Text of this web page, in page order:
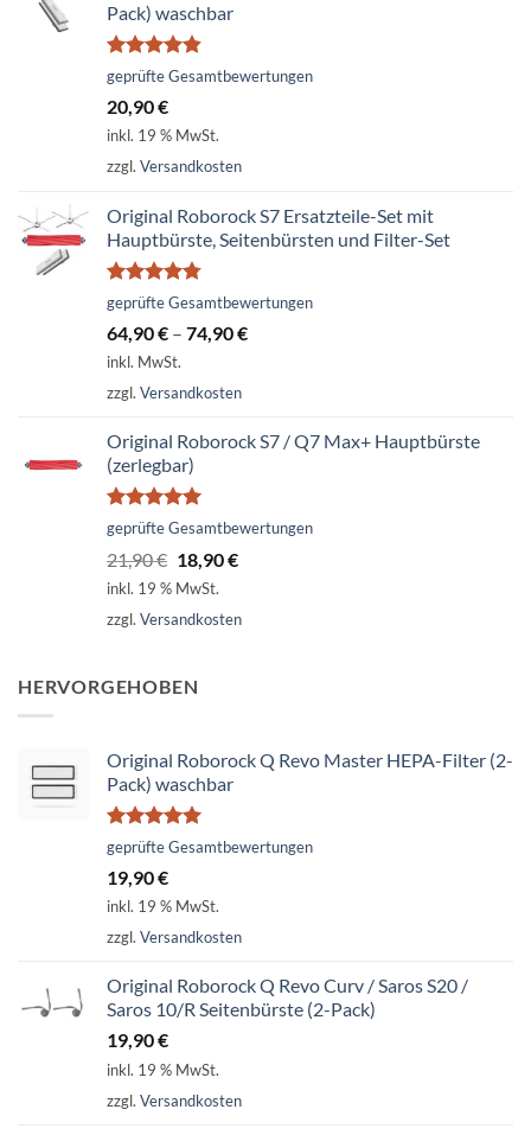
Pack) waschbar
Bewertet
von 5
geprüfte Gesamtbewertungen
20,90€
inkl. 19 % MwSt.
zzgl. Versandkosten
Original Roborock S7 Ersatzteile-Set mit
Hauptbürste, Seitenbürsten und Filter-Set
Bewertet
mit
von 5
geprüfte Gesamtbewertungen
64,90€ – 74,90€
inkl. MwSt.
zzgl. Versandkosten
Original Roborock S7 / Q7 Max+ Hauptbürste
(zerlegbar)
Bewertet
von 5
geprüfte Gesamtbewertungen
21,90€ Ursprünglicher
Preis
21,90 €
18,90€Aktueller
18,90 €.
inkl. 19 % MwSt.
zzgl. Versandkosten
HERVORGEHOBEN
Original Roborock Q Revo Master HEPA-Filter (2-
Pack) waschbar
Bewertet
von 5
geprüfte Gesamtbewertungen
19,90€
inkl. 19 % MwSt.
zzgl. Versandkosten
Original Roborock Q Revo Curv / Saros S20 /
Saros 10/R Seitenbürste (2-Pack)
19,90€
inkl. 19 % MwSt.
zzgl. Versandkosten